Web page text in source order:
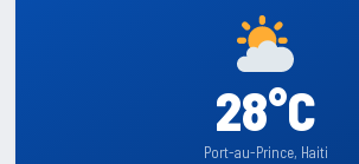
28°C
Port-au-Prince, Haiti